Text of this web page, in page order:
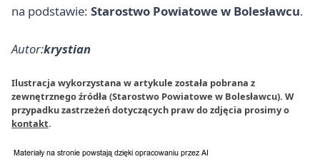
na podstawie: Starostwo Powiatowe w Bolesławcu.
Autor:krystian
Ilustracja wykorzystana w artykule została pobrana z
zewnętrznego źródła (Starostwo Powiatowe w Bolesławcu). W
przypadku zastrzeżeń dotyczących praw do zdjęcia prosimy o
kontakt.